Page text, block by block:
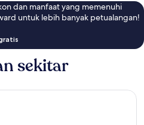
dan manfaat yang memenuhi
untuk lebih banyak petualangan!
sekitar